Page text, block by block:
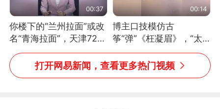
00:37
你楼下的“兰州拉面”或改
名“青海拉面”，天津72家
面馆已集体更换招牌
00:14
博主口技模仿古
筝“弹”《枉凝眉》，“太
像了～你是吃古筝长大的
吗？”“或将成为首位考级
不带古筝的选手。”（来
打开网易新闻，查看更多热门视频